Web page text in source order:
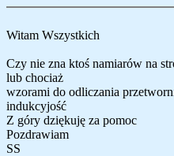
Witam Wszystkich
Czy nie zna ktoś namiarów na
lub chociaż
wzorami do odliczania
indukcyjość
Z góry dziękuję za pomoc
Pozdrawiam
SS